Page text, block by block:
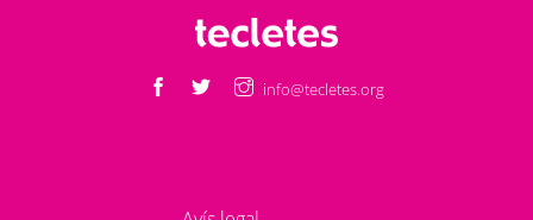
info@tecletes.org